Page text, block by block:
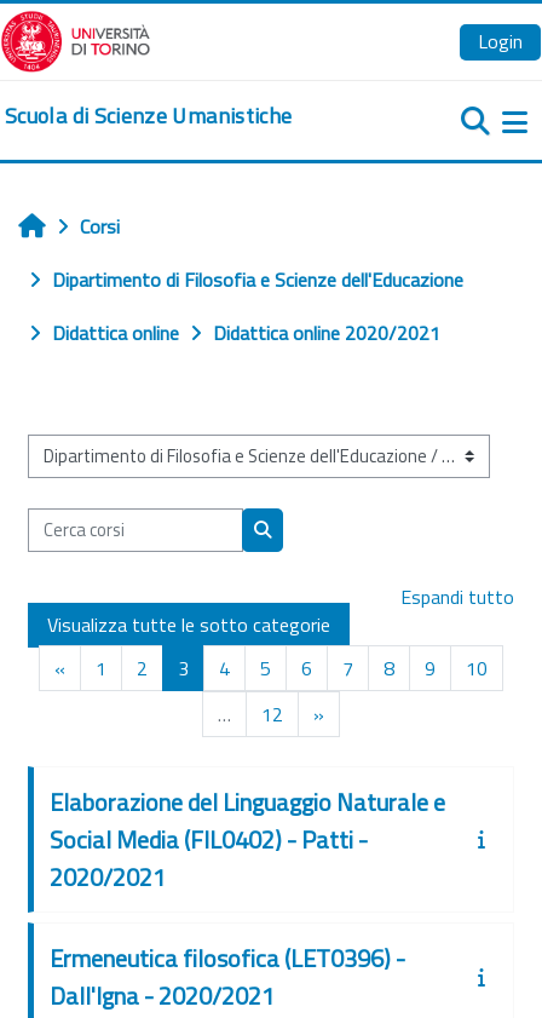
Vai al contenuto principale
Login
Scuola di Scienze Umanistiche
Home
Corsi
Dipartimento di Filosofia e Scienze dell'Educazione
Didattica online
Didattica online 2020/2021
Categorie di corso
Cerca corsi
Cerca corsi
Espandi tutto
Visualizza tutte le sotto categorie
« Pagina precedente
1 Pagina 1
2 Pagina 2
3 Pagina 3
4Pagina 4
5 Pagina 5
6 Pagina 6
7 Pagina 7
8Pagina 8
9 Pagina 9
10
…
12 Pagina 12
»Pagina successiva
Elaborazione del Linguaggio Naturale e
Social Media (FIL0402) - Patti -
2020/2021
Ermeneutica filosofica (LET0396) -
Dall'Igna - 2020/2021